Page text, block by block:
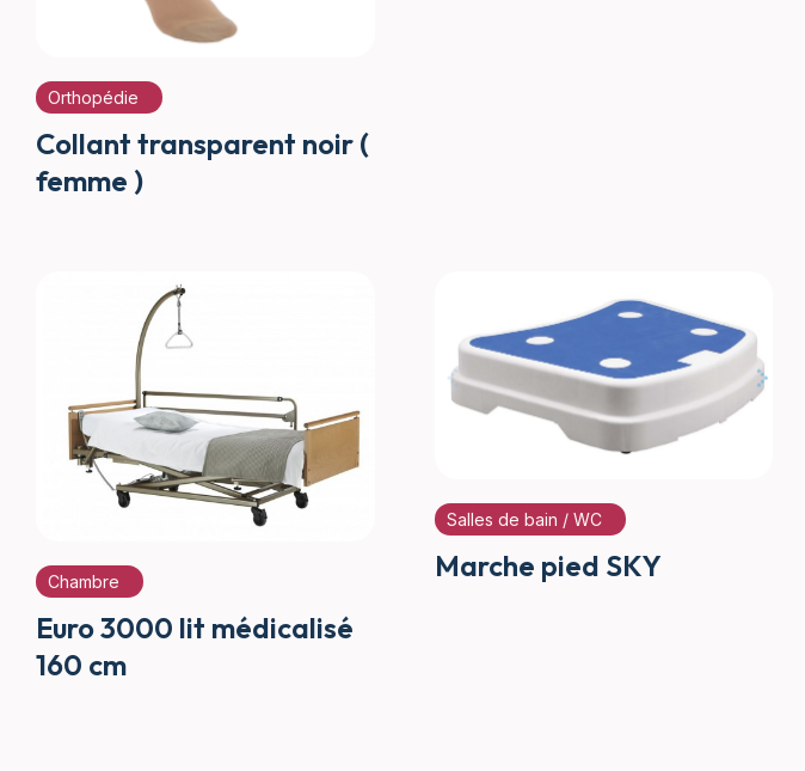
Orthopédie
Collant transparent noir (
femme )
Chambre
Euro 3000 lit médicalisé
160 cm
Salles de bain / WC
Marche pied SKY